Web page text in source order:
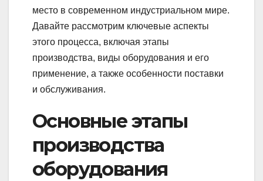
место в современном индустриальном мире.
Давайте рассмотрим ключевые аспекты
этого процесса, включая этапы
производства, виды оборудования и его
применение, а также особенности поставки
и обслуживания.
Основные этапы
производства
оборудования